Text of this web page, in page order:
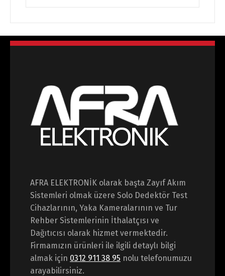
AFRA ELEKTRONİK olarak başta Zayıf Akım
Sistemleri olmak üzere Solo Dedektör Test
Cihazlarının, Yaka Kameralarının ve Tur
Rehber Sistemlerinin İthalatçısı ve
Dağıtıcısı olarak hizmet vermektedir.
Firmamızın ürünleri ile ilgili detaylı bilgi
almak için 0312 911 38 95 nolu telefonumuzu
arayabilirsiniz.